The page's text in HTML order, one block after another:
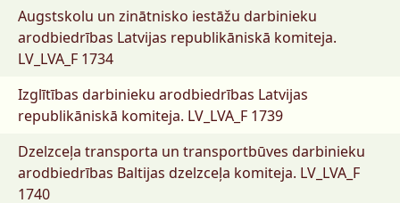
Augstskolu un zinātnisko iestāžu darbinieku
arodbiedrības Latvijas republikāniskā komiteja.
LV_LVA_F 1734
Izglītības darbinieku arodbiedrības Latvijas
republikāniskā komiteja. LV_LVA_F 1739
Dzelzceļa transporta un transportbūves darbinieku
arodbiedrības Baltijas dzelzceļa komiteja. LV_LVA_F
1740